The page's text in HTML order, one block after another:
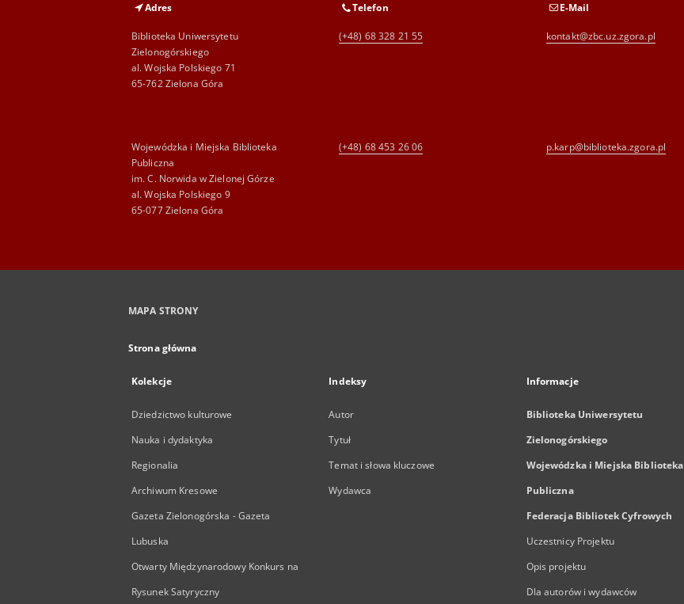
Adres
Biblioteka Uniwersytetu
Zielonogórskiego
al. Wojska Polskiego 71
65-762 Zielona Góra
Telefon
(+48) 68 328 21 55
E-Mail
kontakt@zbc.uz.zgora.pl
Wojewódzka i Miejska Biblioteka
Publiczna
im. C. Norwida w Zielonej Górze
al. Wojska Polskiego 9
65-077 Zielona Góra
(+48) 68 453 26 06 p.karp@biblioteka.zgora.pl
MAPA STRONY
Strona główna
Kolekcje
Dziedzictwo kulturowe
Nauka i dydaktyka
Regionalia
Archiwum Kresowe
Gazeta Zielonogórska - Gazeta
Lubuska
Otwarty Międzynarodowy Konkurs na
Rysunek Satyryczny
Indeksy
Autor
Tytuł
Temat i słowa kluczowe
Wydawca
Informacje
Biblioteka Uniwersytetu
Zielonogórskiego
Wojewódzka i Miejska Biblioteka
Publiczna
Federacja Bibliotek Cyfrowych
Uczestnicy Projektu
Opis projektu
Dla autorów i wydawców